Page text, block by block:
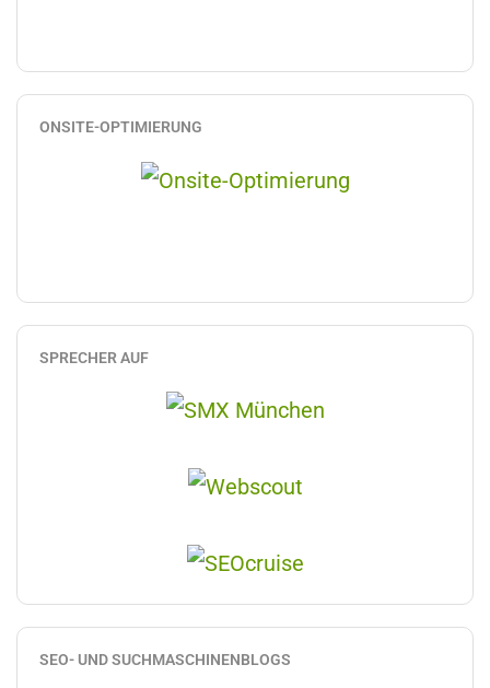
ONSITE-OPTIMIERUNG
SPRECHER AUF
SEO- UND SUCHMASCHINENBLOGS